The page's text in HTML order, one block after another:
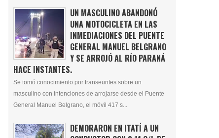
UN MASCULINO ABANDONÓ
UNA MOTOCICLETA EN LAS
INMEDIACIONES DEL PUENTE
GENERAL MANUEL BELGRANO
Y SE ARROJÓ AL RÍO PARANÁ
HACE INSTANTES.
Se tomó conocimiento por transeuntes sobre un
masculino con intenciones de arrojarse desde el Puente
General Manuel Belgrano, el móvil 417 s...
DEMORARON EN ITATÍ A UN